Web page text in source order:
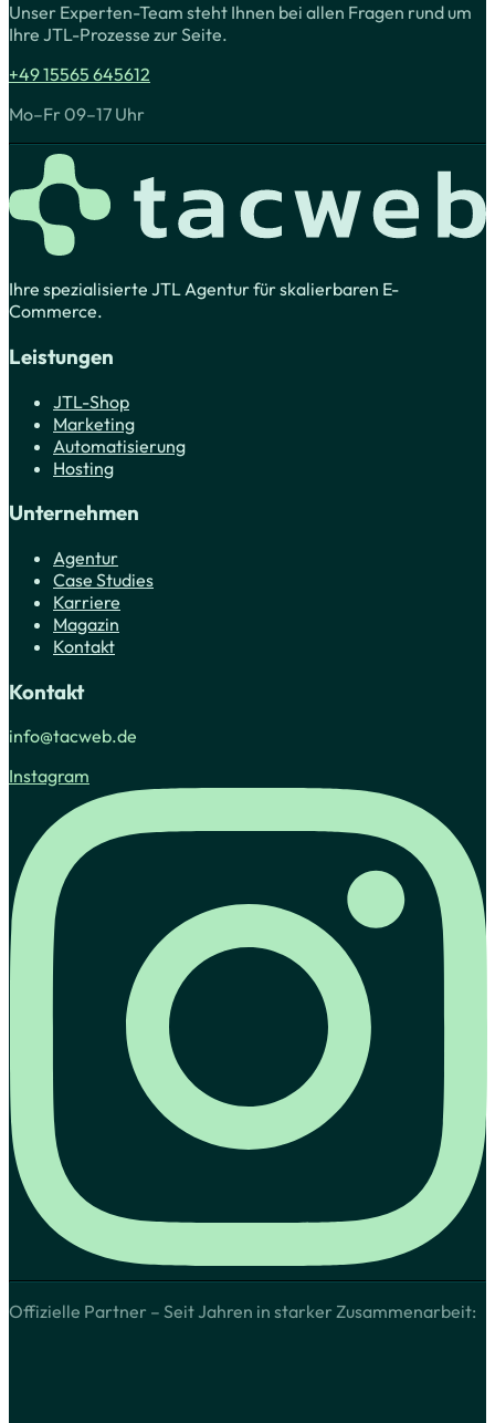
Unser Experten-Team steht Ihnen bei allen Fragen rund um
Ihre JTL-Prozesse zur Seite.
+49 15565 645612
Mo–Fr 09–17 Uhr
Ihre spezialisierte JTL Agentur für skalierbaren E-
Commerce.
Leistungen
JTL-Shop
Marketing
Automatisierung
Hosting
Unternehmen
Agentur
Case Studies
Karriere
Magazin
Kontakt
Kontakt
info@tacweb.de
Instagram
Offizielle Partner – Seit Jahren in starker Zusammenarbeit: